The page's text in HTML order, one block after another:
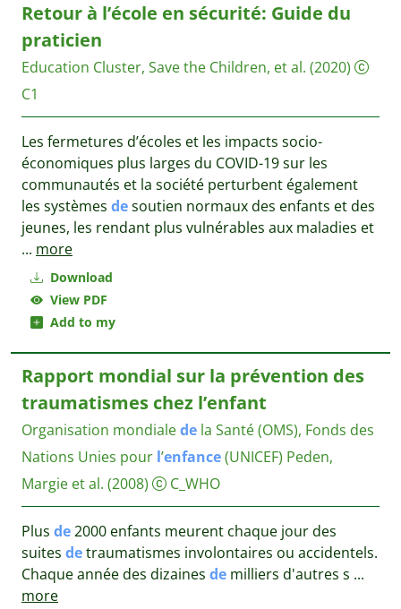
Download
View PDF
Add to my
Retour à l’école en sécurité: Guide du
praticien
Education Cluster, Save the Children, et al. (2020)
C1
Les fermetures d’écoles et les impacts socio-
économiques plus larges du COVID-19 sur les
communautés et la société perturbent également
les systèmes desoutien normaux des enfants et des
jeunes, les rendant plus vulnérables aux maladies et
... more
Rapport mondial sur la prévention des
traumatismes chez l’enfant
Organisation mondialede la Santé (OMS), Fonds des
Nations Unies pour l’enfance(UNICEF) Peden,
Margie et al. (2008) C_WHO
Plus de2000 enfants meurent chaque jour des
suites detraumatismes involontaires ou accidentels.
Chaque année des dizaines de milliers d'autres s ...
more